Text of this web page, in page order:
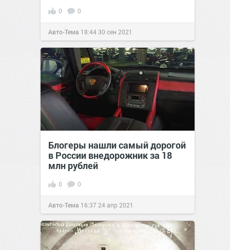
0 0
Авто-Тема 18:44 30 сен 2021
Блогеры нашли самый дорогой
в России внедорожник за 18
млн рублей
0 0
Авто-Тема 16:37 24 апр 2021